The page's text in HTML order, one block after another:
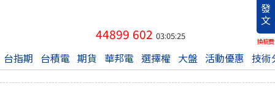
發
文
換稿費
44899 602 03:05:25
台指期 台積電 期貨 華邦電 選擇權 大盤 活動優惠 技術